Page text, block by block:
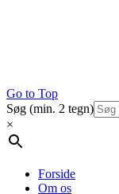
Go to Top
Søg (min. 2 tegn)
×
Forside
Om os